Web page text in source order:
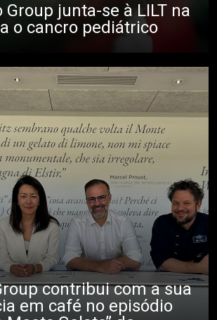
Group junta-se à LILT na
o cancro pediátrico
contribui com a sua
em café no episódio